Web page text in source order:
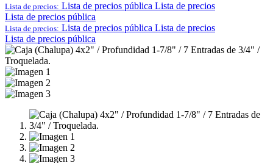
Lista de precios: Lista de precios pública Lista de precios
Lista de precios pública
Lista de precios: Lista de precios pública Lista de precios
Lista de precios pública